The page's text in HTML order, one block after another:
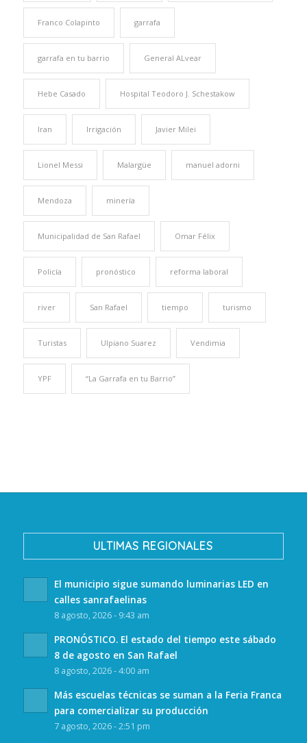
Franco Colapinto garrafa
garrafa en tu barrio General ALvear
Hebe Casado Hospital Teodoro J. Schestakow
Iran Irrigación Javier Milei
Lionel Messi Malargüe manuel adorni
Mendoza minería
Municipalidad de San Rafael Omar Félix
Policía pronóstico reforma laboral
river San Rafael tiempo turismo
Turistas Ulpiano Suarez Vendimia
YPF “La Garrafa en tu Barrio”
ULTIMAS REGIONALES
El municipio sigue sumando luminarias LED en
calles sanrafaelinas
8 agosto, 2026 - 9:43 am
PRONÓSTICO. El estado del tiempo este sábado
8 de agosto en San Rafael
8 agosto, 2026 - 4:00 am
Más escuelas técnicas se suman a la Feria Franca
para comercializar su producción
7 agosto, 2026 - 2:51 pm